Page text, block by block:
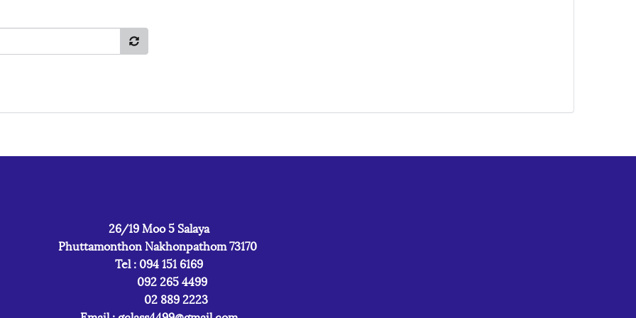
26/19 Moo 5 Salaya
Phuttamonthon Nakhonpathom 73170
Tel : 094 151 6169
092 265 4499
02 889 2223